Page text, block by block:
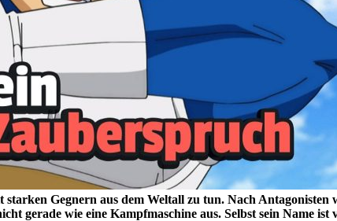
starken Gegnern aus dem Weltall zu tun. Nach
gerade wie eine Kampfmaschine aus. Selbst sein Name